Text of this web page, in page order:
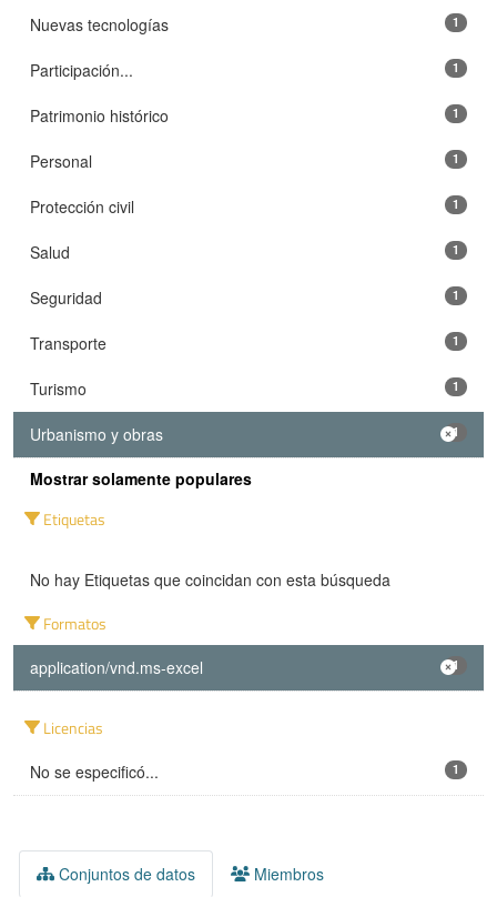
Nuevas tecnologías 1
Participación... 1
Patrimonio histórico 1
Personal 1
Protección civil 1
Salud 1
Seguridad 1
Transporte 1
Turismo 1
Urbanismo y obras 1
Mostrar solamente populares
Etiquetas
No hay Etiquetas que coincidan con esta búsqueda
Formatos
application/vnd.ms-excel 1
Licencias
No se especificó... 1
Conjuntos de datos Miembros